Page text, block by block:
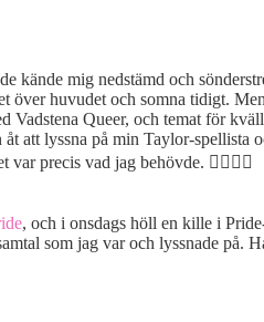
kände mig nedstämd och
över huvudet och somna tidigt.
Vadstena Queer, och temat för
att lyssna på min Taylor-spellista
var precis vad jag behövde. 🏳️‍🌈💖🙏
, och i onsdags höll en kille i
som jag var och lyssnade på.